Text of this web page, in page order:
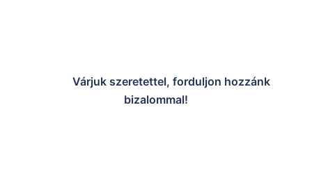
Várjuk szeretettel, forduljon hozzánk
bizalommal!